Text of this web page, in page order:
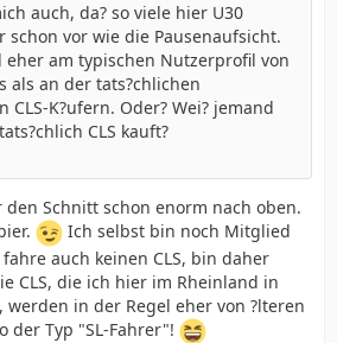
auch, da? so viele hier U30
schon vor wie die Pausenaufsicht.
eher am typischen Nutzerprofil von
als an der tats?chlichen
K?ufern. Oder? Wei? jemand
CLS kauft?
den Schnitt schon enorm nach oben.
Ich selbst bin noch Mitglied
auch keinen CLS, bin daher
CLS, die ich hier im Rheinland in
in der Regel eher von ?lteren
der Typ "SL-Fahrer"!